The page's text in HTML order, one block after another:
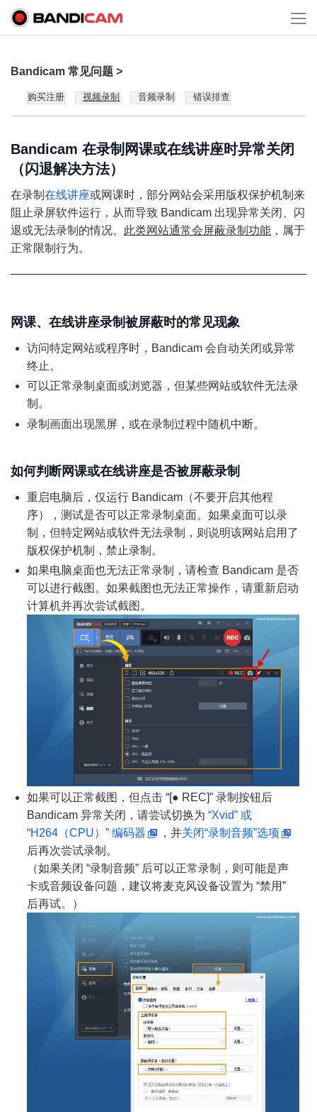
Bandicam 常见问题 >
购买注册 视频录制 音频录制 错误排查
Bandicam 在录制网课或在线讲座时异常关闭
（闪退解决方法）
在录制 在线讲座或网课时，部分网站会采用版权保护机制来
阻止录屏软件运行，从而导致 Bandicam 出现异常关闭、闪
退或无法录制的情况。 此类网站通常会屏蔽录制功能 ，属于
正常限制行为。
网课、在线讲座录制被屏蔽时的常见现象
访问特定网站或程序时，Bandicam 会自动关闭或异常
终止。
可以正常录制桌面或浏览器，但某些网站或软件无法录
制。
录制画面出现黑屏，或在录制过程中随机中断。
如何判断网课或在线讲座是否被屏蔽录制
重启电脑后，仅运行 Bandicam（不要开启其他程
序），测试是否可以正常录制桌面。如果桌面可以录
制，但特定网站或软件无法录制，则说明该网站启用了
版权保护机制，禁止录制。
如果电脑桌面也无法正常录制，请检查 Bandicam 是否
可以进行截图。如果截图也无法正常操作，请重新启动
计算机并再次尝试截图。
如果可以正常截图，但点击 “[● REC]” 录制按钮后
Bandicam 异常关闭，请尝试切换为 “Xvid” 或
“H264（CPU）” 编码器
，并关闭“录制音频”选项
后再次尝试录制。
（如果关闭 “录制音频” 后可以正常录制，则可能是声
卡或音频设备问题，建议将麦克风设备设置为 “禁用”
后再试。）